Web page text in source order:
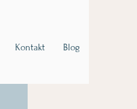
Kontakt Blog